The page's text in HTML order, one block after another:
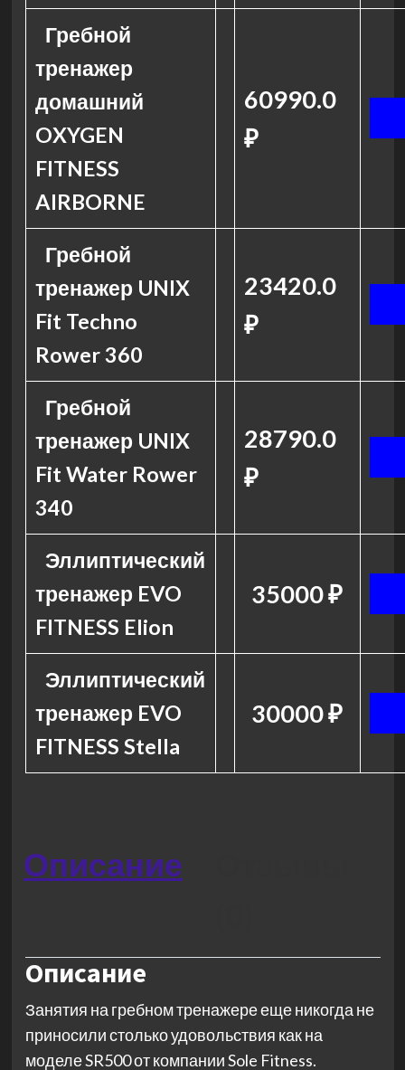
Гребной
тренажер
домашний
OXYGEN
FITNESS
AIRBORNE
60990.0
₽
Гребной
тренажер UNIX
Fit Techno
Rower 360
23420.0
₽
Гребной
тренажер UNIX
Fit Water Rower
340
28790.0
₽
Эллиптический
тренажер EVO
FITNESS Elion
35000 ₽
Эллиптический
тренажер EVO
FITNESS Stella
30000 ₽
Описание
Описание
Занятия на гребном тренажере еще никогда не
приносили столько удовольствия как на
моделе SR500 от компании Sole Fitness.